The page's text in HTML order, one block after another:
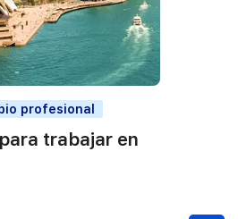
profesional
trabajar en